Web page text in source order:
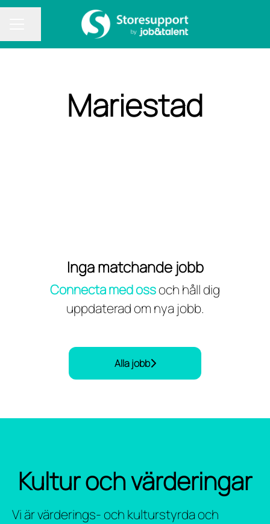
Mariestad
Inga matchande jobb
Connecta med ossoch håll dig
uppdaterad om nya jobb.
Alla jobb
Kultur och värderingar
Vi är värderings- och kulturstyrda och